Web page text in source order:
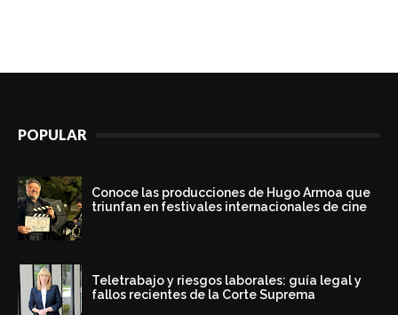
POPULAR
Conoce las producciones de Hugo Armoa que
triunfan en festivales internacionales de cine
Teletrabajo y riesgos laborales: guía legal y
fallos recientes de la Corte Suprema